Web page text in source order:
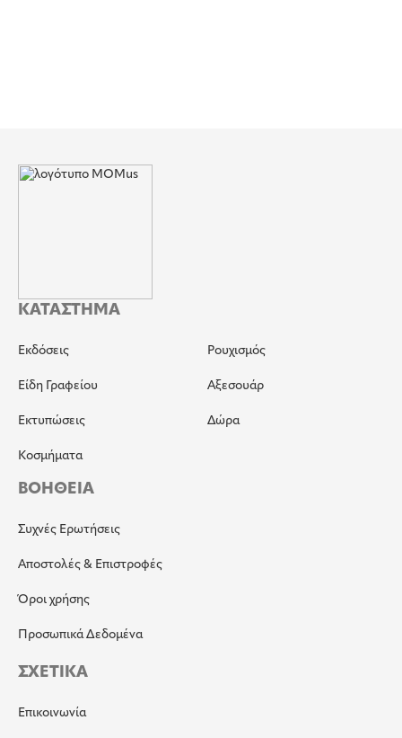
ΚΑΤΑΣΤΗΜΑ
Εκδόσεις
Είδη Γραφείου
Εκτυπώσεις
Κοσμήματα
Ρουχισμός
Αξεσουάρ
Δώρα
ΒΟΗΘΕΙΑ
Συχνές Ερωτήσεις
Αποστολές & Επιστροφές
Όροι χρήσης
Προσωπικά Δεδομένα
ΣΧΕΤΙΚΑ
Επικοινωνία